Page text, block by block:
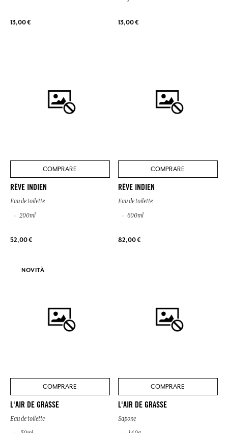
13,00 € 13,00 €
COMPRARE
RÊVE INDIEN
Eau de toilette
200ml
52,00 €
COMPRARE
RÊVE INDIEN
Eau de toilette
600ml
82,00 €
NOVITÀ
COMPRARE
L'AIR DE GRASSE
Eau de toilette
COMPRARE
L'AIR DE GRASSE
Sapone